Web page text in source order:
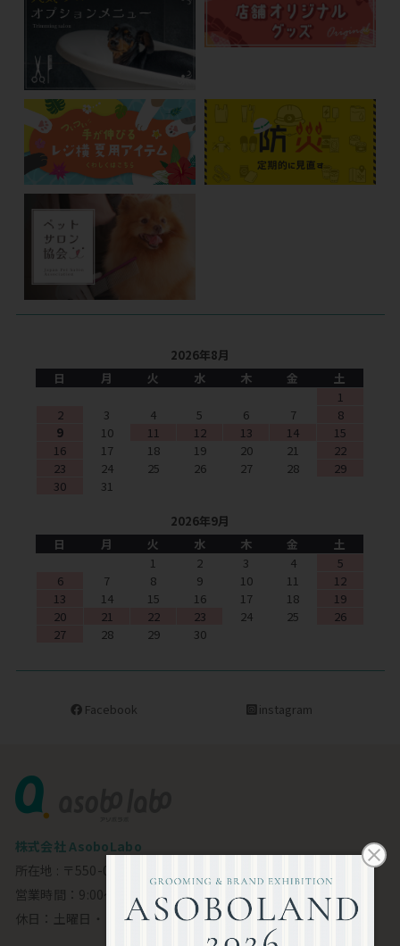
2026年8月
日
月 火 水 木 金
土
1
2
3 4 5 6 7
8
9
10 11 12 13 14
15
16
17 18 19 20 21
22
23
24 25 26 27 28
29
30
31
2026年9月
日
月 火 水 木 金
土
1
2 3 4
5
6
7 8 9 10 11
12
13
14 15 16 17 18
19
20
21 22 23 24 25
26
27
28 29 30
Facebook instagram
株式会社 AsoboLabo
所在地 : 〒550-0002 大阪市西区江戸堀1-23-11 6F
営業時間：9:00～18:00
休日：土曜日・日曜日・祝日